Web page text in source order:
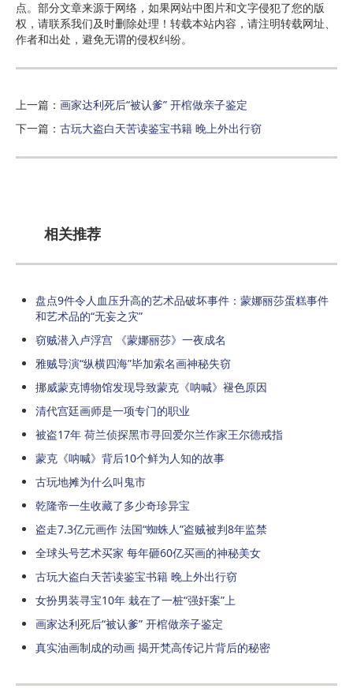
点。部分文章来源于网络，如果网站中图片和文字侵犯了您的版
权，请联系我们及时删除处理！转载本站内容，请注明转载网址、
作者和出处，避免无谓的侵权纠纷。
上一篇： 画家达利死后“被认爹” 开棺做亲子鉴定
下一篇： 古玩大盗白天苦读鉴宝书籍 晚上外出行窃
相关推荐
盘点9件令人血压升高的艺术品破坏事件：蒙娜丽莎蛋糕事件
和艺术品的“无妄之灾”
窃贼潜入卢浮宫 《蒙娜丽莎》一夜成名
雅贼导演“纵横四海”毕加索名画神秘失窃
挪威蒙克博物馆发现导致蒙克《呐喊》褪色原因
清代宫廷画师是一项专门的职业
被盗17年 荷兰侦探黑市寻回爱尔兰作家王尔德戒指
蒙克《呐喊》背后10个鲜为人知的故事
古玩地摊为什么叫鬼市
乾隆帝一生收藏了多少奇珍异宝
盗走7.3亿元画作 法国“蜘蛛人”盗贼被判8年监禁
全球头号艺术买家 每年砸60亿买画的神秘美女
古玩大盗白天苦读鉴宝书籍 晚上外出行窃
女扮男装寻宝10年 栽在了一桩“强奸案”上
画家达利死后“被认爹” 开棺做亲子鉴定
真实油画制成的动画 揭开梵高传记片背后的秘密